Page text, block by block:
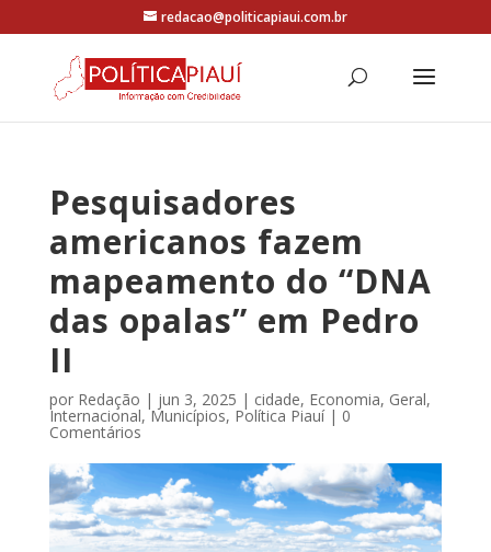
redacao@politicapiaui.com.br
Pesquisadores
americanos fazem
mapeamento do “DNA
das opalas” em Pedro
II
por Redação | jun 3, 2025 | cidade, Economia, Geral,
Internacional,Municípios, Política Piauí| 0
Comentários